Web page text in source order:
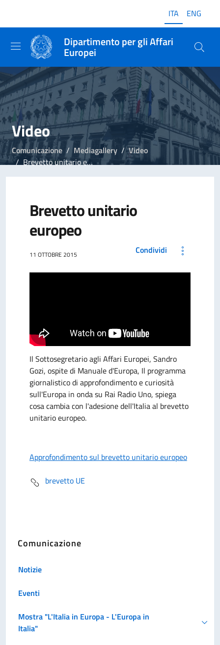
ITA ENG
Dipartimento per gli Affari
Europei
Video
Comunicazione Mediagallery
Video
Brevetto unitario europeo
Brevetto unitario
europeo
11 OTTOBRE 2015 Condividi
Il Sottosegretario agli Affari Europei, Sandro
Gozi, ospite di Manuale d'Europa, Il programma
giornalistico di approfondimento e curiosità
sull'Europa in onda su Rai Radio Uno, spiega
cosa cambia con l'adesione dell'Italia al brevetto
unitario europeo.
Approfondimento sul brevetto unitario europeo
brevetto UE
Comunicazione
Notizie
Eventi
Mostra "L'Italia in Europa - L'Europa in
Italia"